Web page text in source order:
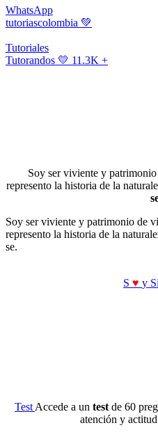
WhatsApp
tutoriascolombia 💚
Tutoriales
Tutorandos 💛 11.3K +
Soy ser viviente y
represento la historia de la
Soy ser viviente y patrimonio de
represento la historia de la
se.
S ♥ y
Test Accede a un test de 60
atención y